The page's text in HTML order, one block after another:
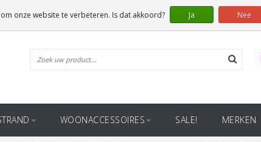
WOONACCESSOIRES SALE! MERKEN
onze website te verbeteren. Is dat akkoord? Ja Nee